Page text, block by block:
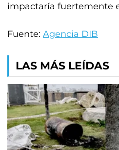
impactaría fuertemente
Fuente: Agencia DIB
LAS MÁS LEÍDAS